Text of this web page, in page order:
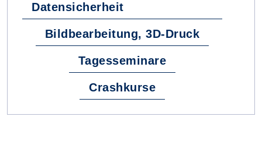
Datensicherheit
Bildbearbeitung, 3D-Druck
Tagesseminare
Crashkurse